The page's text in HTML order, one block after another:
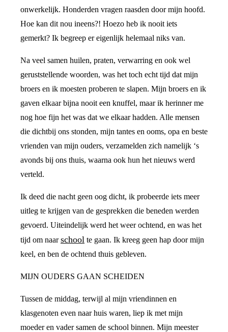
onwerkelijk. Honderden vragen raasden door mijn hoofd.
Hoe kan dit nou ineens?! Hoezo heb ik nooit iets
gemerkt? Ik begreep er eigenlijk helemaal niks van.
Na veel samen huilen, praten, verwarring en ook wel
geruststellende woorden, was het toch echt tijd dat mijn
broers en ik moesten proberen te slapen. Mijn broers en ik
gaven elkaar bijna nooit een knuffel, maar ik herinner me
nog hoe fijn het was dat we elkaar hadden. Alle mensen
die dichtbij ons stonden, mijn tantes en ooms, opa en beste
vrienden van mijn ouders, verzamelden zich namelijk ‘s
avonds bij ons thuis, waarna ook hun het nieuws werd
verteld.
Ik deed die nacht geen oog dicht, ik probeerde iets meer
uitleg te krijgen van de gesprekken die beneden werden
gevoerd. Uiteindelijk werd het weer ochtend, en was het
tijd om naarschool te gaan. Ik kreeg geen hap door mijn
keel, en ben de ochtend thuis gebleven.
MIJN OUDERS GAAN SCHEIDEN
Tussen de middag, terwijl al mijn vriendinnen en
klasgenoten even naar huis waren, liep ik met mijn
moeder en vader samen de school binnen. Mijn meester